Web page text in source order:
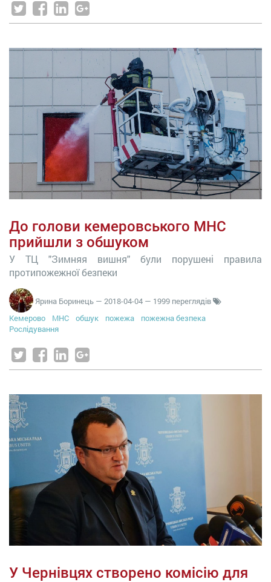
До голови кемеровського МНС
прийшли з обшуком
У ТЦ "Зимняя вишня" були порушені правила
протипожежної безпеки
Ярина Боринець — 2018-04-04 — 1999 переглядів
Кемерово
МНС обшук пожежа
пожежна безпека
Рослідування
У Чернівцях створено комісію для